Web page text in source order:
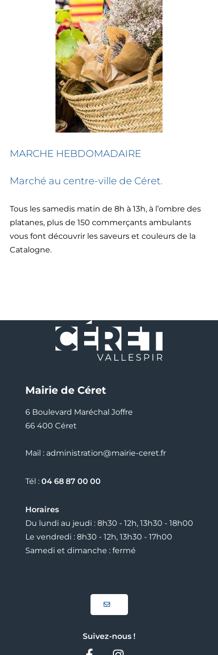
MARCHE HEBDOMADAIRE
Marché au centre-ville de Céret.
Tous les samedis matin de 8h à 13h, à l’ombre des
platanes, plus de 150 commerçants ambulants
vous font découvrir les saveurs et couleurs de la
Catalogne.
Mairie de Céret
6 Boulevard Maréchal Joffre
66 400 Céret
Mail : administration@mairie-ceret.fr
Tél : 04 68 87 00 00
Horaires
Du lundi au jeudi : 8h30 - 12h, 13h30 - 18h00
Le vendredi : 8h30 - 12h, 13h30 - 17h00
Samedi et dimanche : fermé
Suivez-nous !